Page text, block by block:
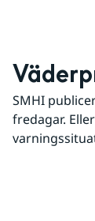
SMHI
fredagar.